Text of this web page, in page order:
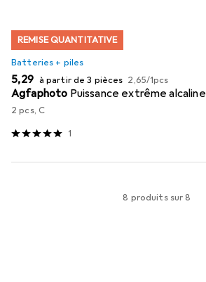
REMISE QUANTITATIVE
Batteries + piles
EUR
5,29 à partir de 3 pièces EUR
2,65/1pcs
Agfaphoto Puissance extrême alcaline
2 pcs, C
1
8 produits sur 8